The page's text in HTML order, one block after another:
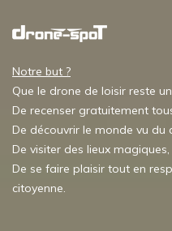
Notre but ?
Que le drone de loisir reste
De recenser gratuitement
De découvrir le monde vu du
De visiter des lieux magiques,
De se faire plaisir tout en
citoyenne.